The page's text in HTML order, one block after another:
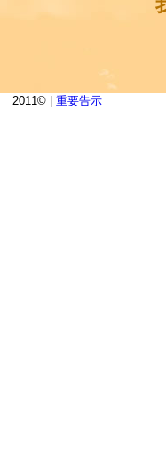
2011© | 重要告示